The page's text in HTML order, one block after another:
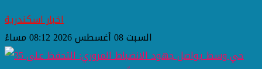
اخبار اسكندرية
السبت 08 أغسطس 2026 08:12 مساءً